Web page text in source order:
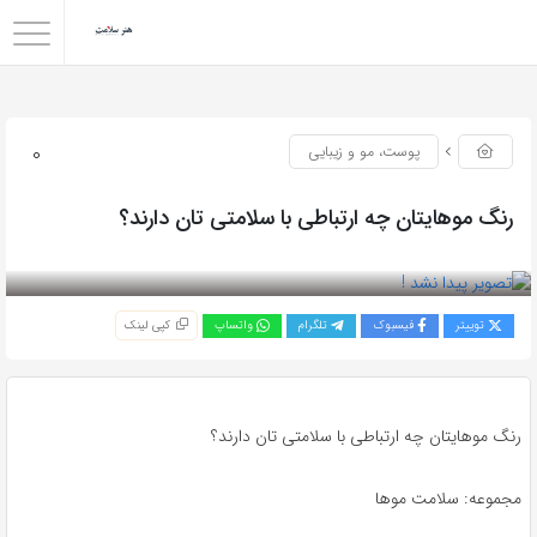
0 پوست، مو و زیبایی
رنگ موهایتان چه ارتباطی با سلامتی تان دارند؟
توییتر فیسبوک تلگرام واتساپ کپی لینک
رنگ موهایتان چه ارتباطی با سلامتی تان دارند؟
مجموعه: سلامت موها